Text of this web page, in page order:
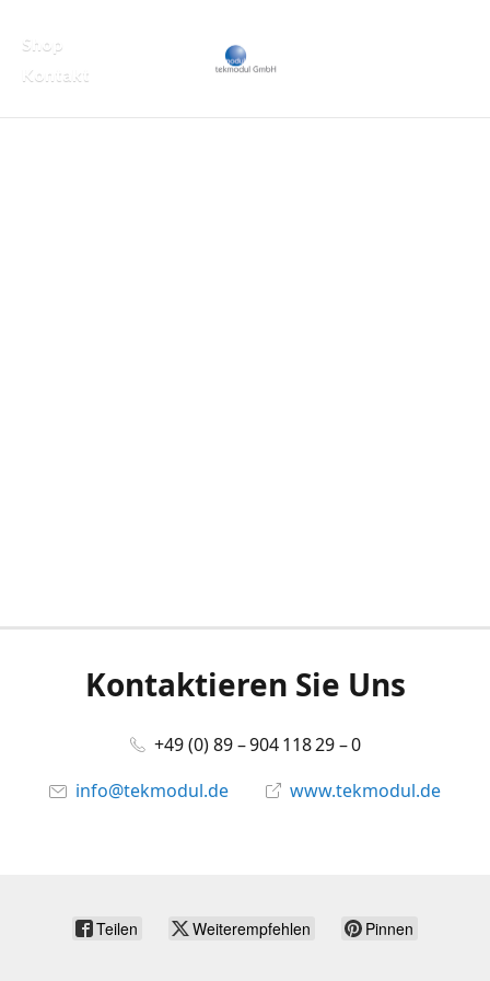
Shop
Kontakt
Kontaktieren Sie Uns
+49 (0) 89 – 904 118 29 – 0
info@tekmodul.de
www.tekmodul.de
Teilen Weiterempfehlen Pinnen